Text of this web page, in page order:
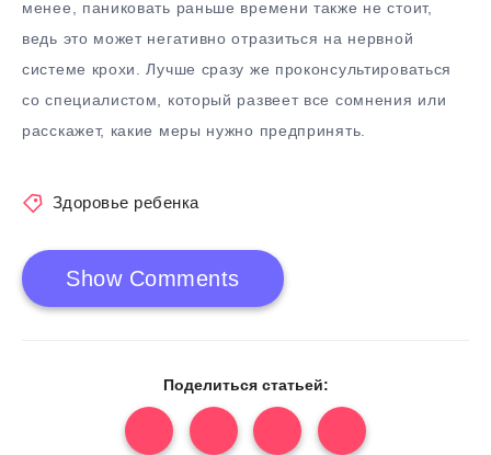
менее, паниковать раньше времени также не стоит,
ведь это может негативно отразиться на нервной
системе крохи. Лучше сразу же проконсультироваться
со специалистом, который развеет все сомнения или
расскажет, какие меры нужно предпринять.
Здоровье ребенка
Show Comments
Поделиться статьей: